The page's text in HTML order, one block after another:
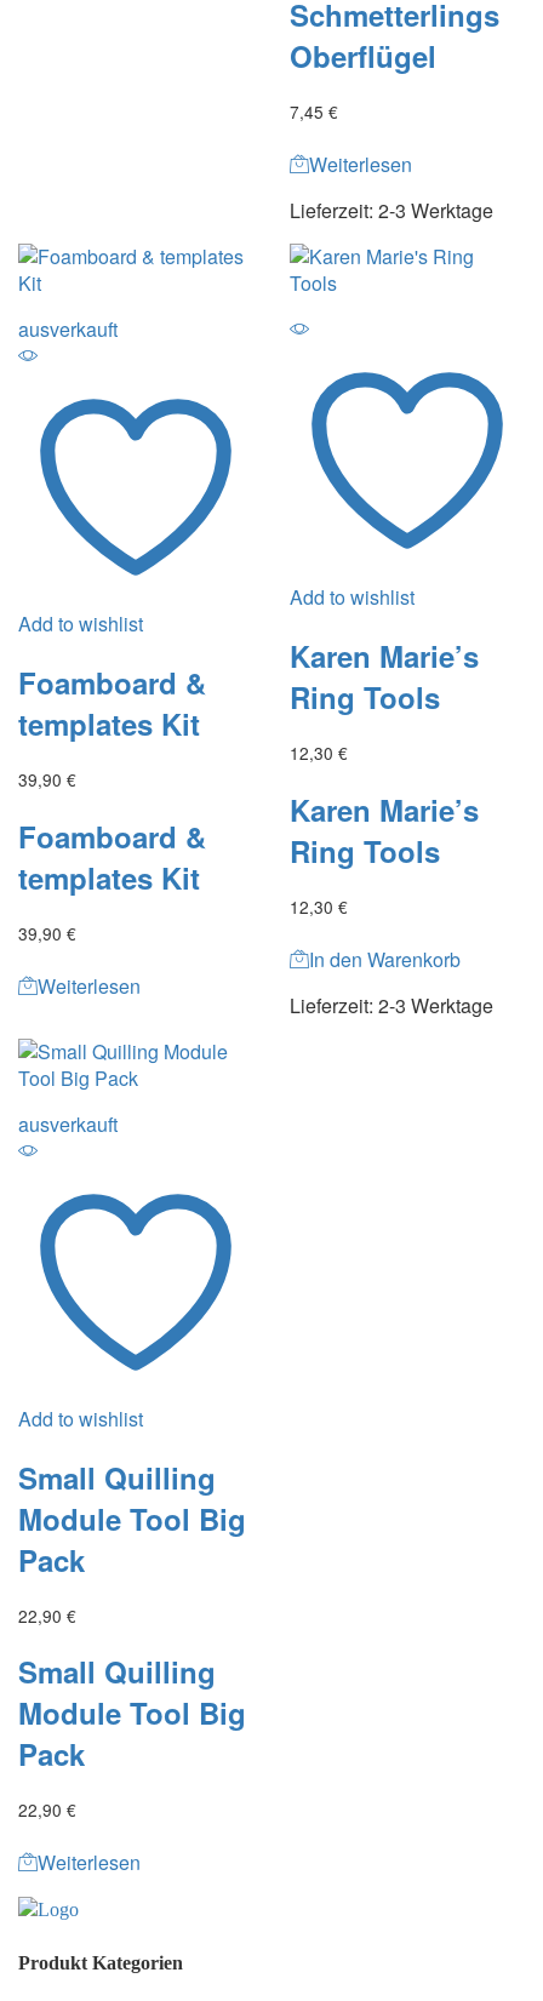
Schmetterlings
Oberflügel
7,45 €
Weiterlesen
Lieferzeit: 2-3 Werktage
ausverkauft
Add to wishlist
Foamboard &
templates Kit
39,90 €
Foamboard &
templates Kit
39,90 €
Weiterlesen
Add to wishlist
Karen Marie’s
Ring Tools
12,30 €
Karen Marie’s
Ring Tools
12,30 €
In den Warenkorb
Lieferzeit: 2-3 Werktage
ausverkauft
Add to wishlist
Small Quilling
Module Tool Big
Pack
22,90 €
Small Quilling
Module Tool Big
Pack
22,90 €
Weiterlesen
Produkt Kategorien